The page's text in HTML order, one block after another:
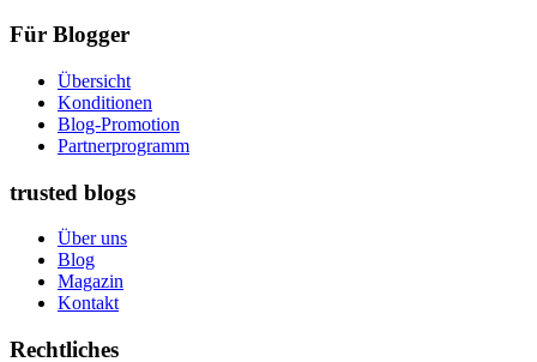
Für Blogger
Übersicht
Konditionen
Blog-Promotion
Partnerprogramm
trusted blogs
Über uns
Blog
Magazin
Kontakt
Rechtliches